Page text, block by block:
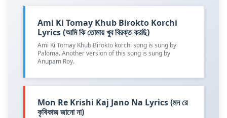
Ami Ki Tomay Khub Birokto Korchi
Lyrics (আমি কি তোমায় খুব বিরক্ত করছি)
Ami Ki Tomay Khub Birokto korchi song is sung by
Paloma. Another version of this song is sung by
Anupam Roy.
Mon Re Krishi Kaj Jano Na Lyrics (মন রে
কৃষিকাজ জানো না)